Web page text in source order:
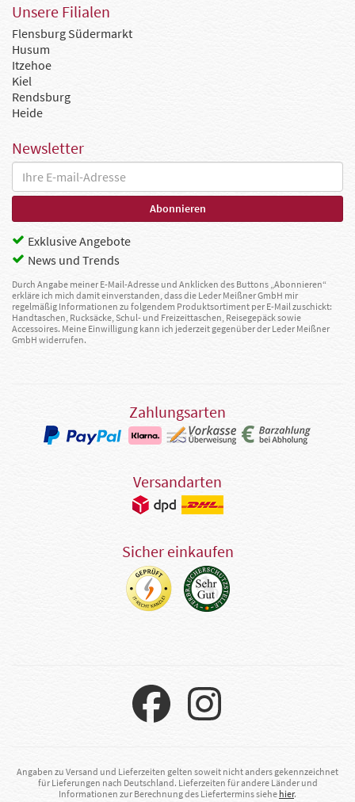
Unsere Filialen
Flensburg Südermarkt
Husum
Itzehoe
Kiel
Rendsburg
Heide
Newsletter
Exklusive Angebote
News und Trends
Durch Angabe meiner E-Mail-Adresse und Anklicken des Buttons „Abonnieren“
erkläre ich mich damit einverstanden, dass die Leder Meißner GmbH mir
regelmäßig Informationen zu folgendem Produktsortiment per E-Mail zuschickt:
Handtaschen, Rucksäcke, Schul- und Freizeittaschen, Reisegepäck sowie
Accessoires. Meine Einwilligung kann ich jederzeit gegenüber der Leder Meißner
GmbH widerrufen.
Zahlungsarten
Versandarten
Sicher einkaufen
Angaben zu Versand und Lieferzeiten gelten soweit nicht anders gekennzeichnet
für Lieferungen nach Deutschland. Lieferzeiten für andere Länder und
Informationen zur Berechnung des Liefertermins siehe hier.